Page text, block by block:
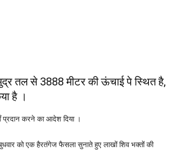
तल से 3888 मीटर की ऊंचाई पे स्थित है,
है ।
प्रदान करने का आदेश दिया ।
को एक हैरतंगेज फैसला सुनाते हुए लाखों शिव भक्तों की